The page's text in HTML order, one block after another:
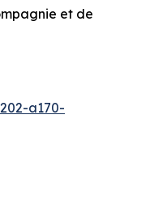
et de
a170-